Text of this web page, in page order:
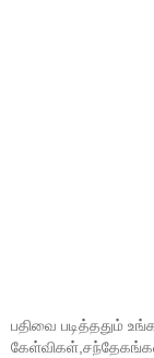
பதிவை படித்ததும்